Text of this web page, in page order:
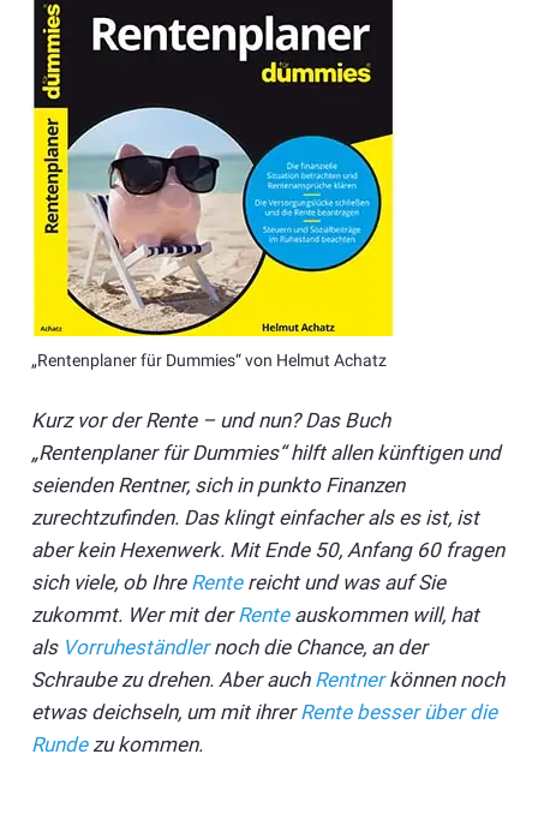
„Rentenplaner für Dummies“ von Helmut Achatz
Kurz vor der Rente – und nun? Das Buch
„Rentenplaner für Dummies“ hilft allen künftigen und
seienden Rentner, sich in punkto Finanzen
zurechtzufinden. Das klingt einfacher als es ist, ist
aber kein Hexenwerk. Mit Ende 50, Anfang 60 fragen
sich viele, ob Ihre Rentereicht und was auf Sie
zukommt. Wer mit derRenteauskommen will, hat
als Vorruheständlernoch die Chance, an der
Schraube zu drehen. Aber auch Rentnerkönnen noch
etwas deichseln, um mit ihrerRente besser über die
Rundezu kommen.